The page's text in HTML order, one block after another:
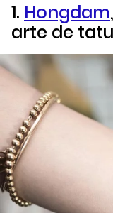
1. Hongdam
arte de